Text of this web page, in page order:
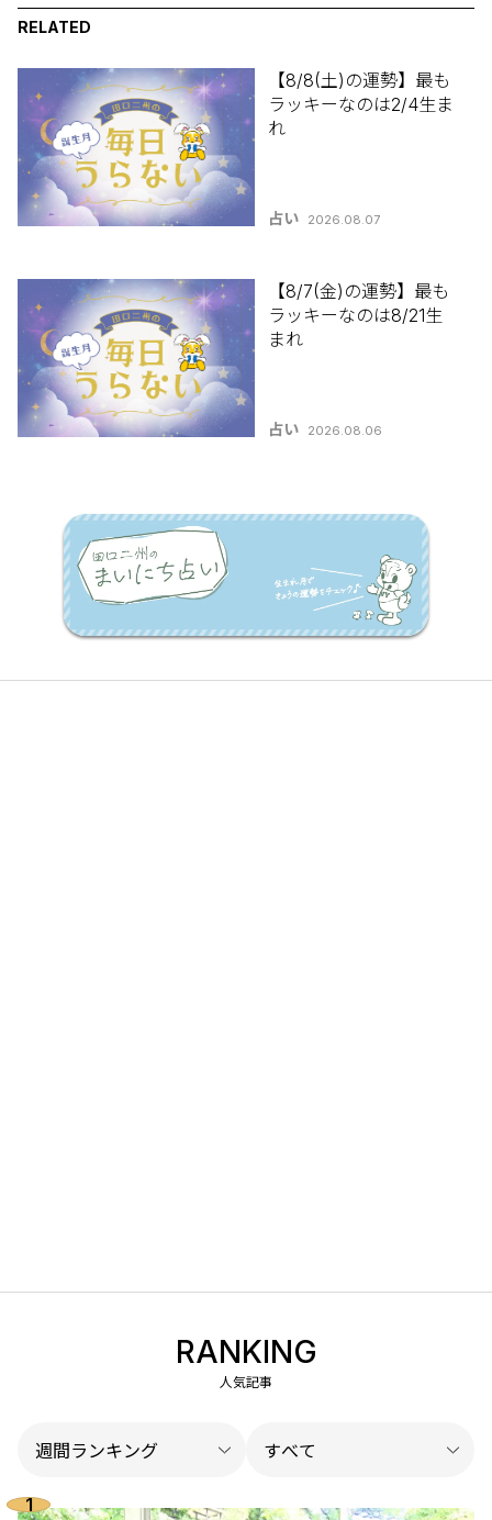
RELATED
【8/8(土)の運勢】最も
ラッキーなのは2/4生ま
れ
占い 2026.08.07
【8/7(金)の運勢】最も
ラッキーなのは8/21生
まれ
占い 2026.08.06
RANKING
人気記事